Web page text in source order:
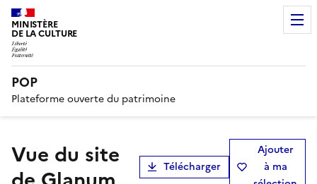
MINISTÈRE
DE LA CULTURE
POP
Plateforme ouverte du patrimoine
Vue du site
Télécharger
Ajouter
à ma